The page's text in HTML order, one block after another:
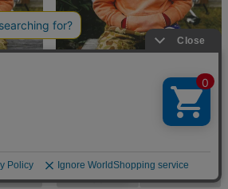
用 デニム＆ダンガリー予約専用
お探しですか？